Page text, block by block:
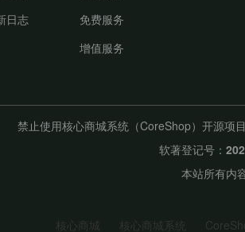
日志
免费服务
增值服务
禁止使用核心商城系统（CoreShop）开源项
软著登记号：
本站所有内
核心商城 核心商城系统